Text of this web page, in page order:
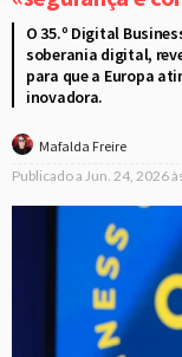
O 35.º Digital
soberania digital,
para que a Europa
inovadora.
Mafalda Freire
Publicado a Jun. 24, 2026